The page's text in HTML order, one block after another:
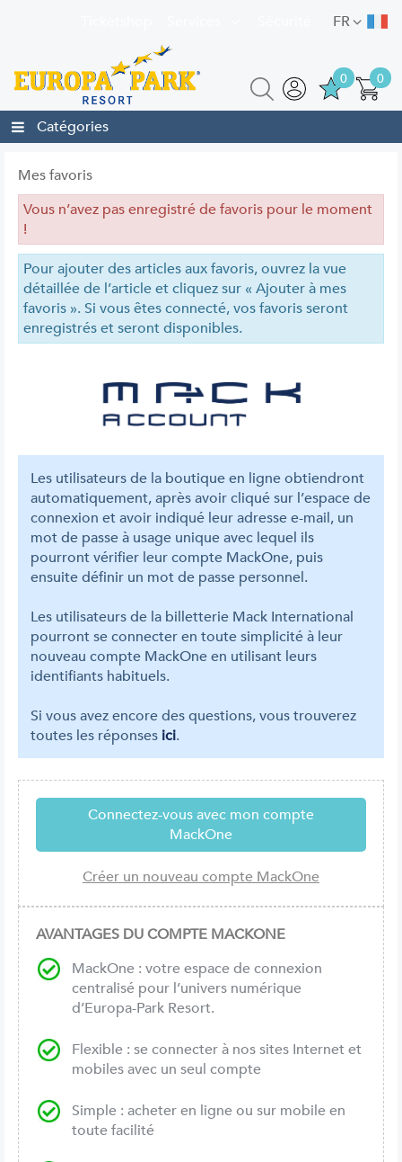
FR
0
0
Catégories
Mes favoris
Vous n’avez pas enregistré de favoris pour le moment
!
Pour ajouter des articles aux favoris, ouvrez la vue
détaillée de l’article et cliquez sur « Ajouter à mes
favoris ». Si vous êtes connecté, vos favoris seront
enregistrés et seront disponibles.
Les utilisateurs de la boutique en ligne obtiendront
automatiquement, après avoir cliqué sur l’espace de
connexion et avoir indiqué leur adresse e-mail, un
mot de passe à usage unique avec lequel ils
pourront vérifier leur compte MackOne, puis
ensuite définir un mot de passe personnel.
Les utilisateurs de la billetterie Mack International
pourront se connecter en toute simplicité à leur
nouveau compte MackOne en utilisant leurs
identifiants habituels.
Si vous avez encore des questions, vous trouverez
toutes les réponses ici.
AVANTAGES DU COMPTE MACKONE
MackOne : votre espace de connexion
centralisé pour l’univers numérique
d’Europa-Park Resort.
Flexible : se connecter à nos sites Internet et
mobiles avec un seul compte
Simple : acheter en ligne ou sur mobile en
toute facilité